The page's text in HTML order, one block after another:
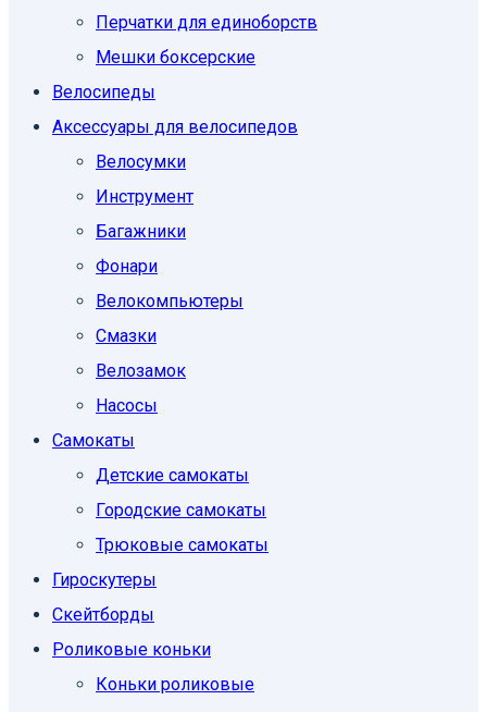
Перчатки для единоборств
Мешки боксерские
Велосипеды
Аксессуары для велосипедов
Велосумки
Инструмент
Багажники
Фонари
Велокомпьютеры
Смазки
Велозамок
Насосы
Самокаты
Детские самокаты
Городские самокаты
Трюковые самокаты
Гироскутеры
Скейтборды
Роликовые коньки
Коньки роликовые